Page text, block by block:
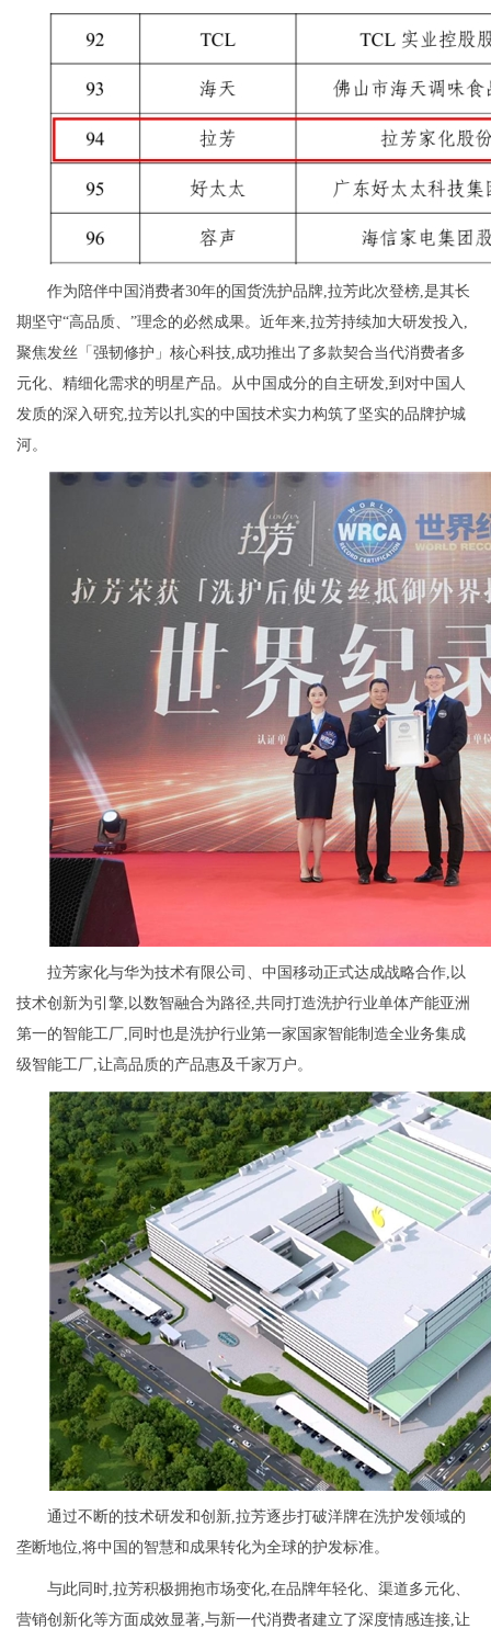
作为陪伴中国消费者30年的国货洗护品牌,拉芳此次登榜,是其长
期坚守“高品质、”理念的必然成果。近年来,拉芳持续加大研发投入,
聚焦发丝「强韧修护」核心科技,成功推出了多款契合当代消费者多
元化、精细化需求的明星产品。从中国成分的自主研发,到对中国人
发质的深入研究,拉芳以扎实的中国技术实力构筑了坚实的品牌护城
河。
拉芳家化与华为技术有限公司、中国移动正式达成战略合作,以
技术创新为引擎,以数智融合为路径,共同打造洗护行业单体产能亚洲
第一的智能工厂,同时也是洗护行业第一家国家智能制造全业务集成
级智能工厂,让高品质的产品惠及千家万户。
通过不断的技术研发和创新,拉芳逐步打破洋牌在洗护发领域的
垄断地位,将中国的智慧和成果转化为全球的护发标准。
与此同时,拉芳积极拥抱市场变化,在品牌年轻化、渠道多元化、
营销创新化等方面成效显著,与新一代消费者建立了深度情感连接,让